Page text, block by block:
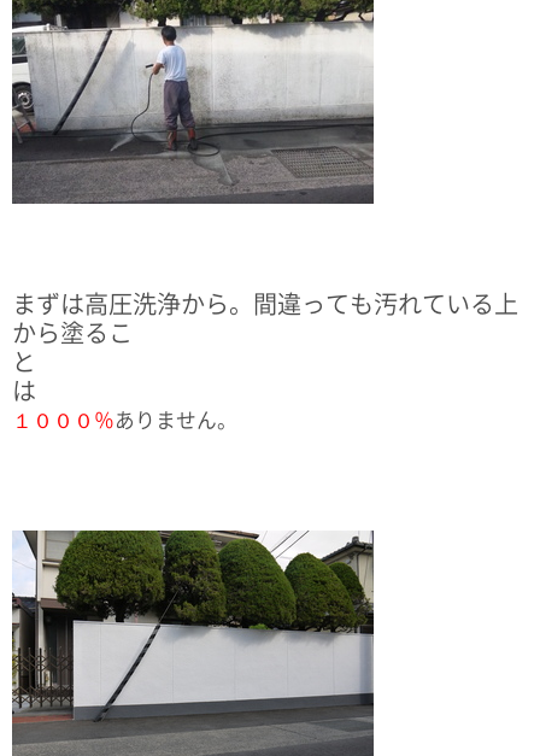
まずは高圧洗浄から。間違っても汚れている上
から塗るこ
は
１０００％ありません。